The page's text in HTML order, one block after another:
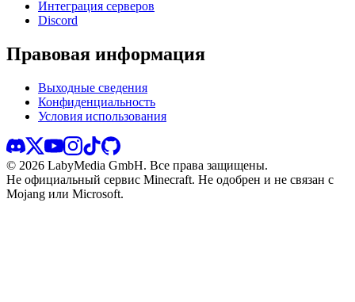
Интеграция серверов
Discord
Правовая информация
Выходные сведения
Конфиденциальность
Условия использования
© 2026 LabyMedia GmbH. Все права защищены.
Не официальный сервис Minecraft. Не одобрен и не связан с
Mojang или Microsoft.